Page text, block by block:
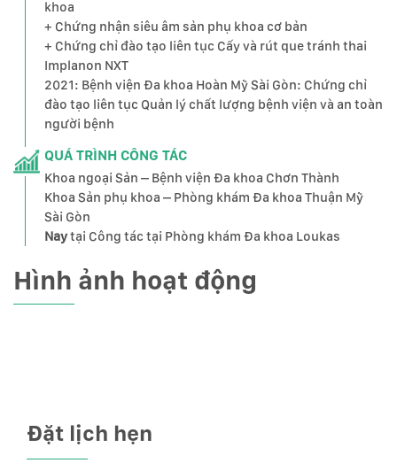
Đặt lịch hẹn
khoa
+ Chứng nhận siêu âm sản phụ khoa cơ bản
+ Chứng chỉ đào tạo liên tục Cấy và rút que tránh thai
Implanon NXT
2021: Bệnh viện Đa khoa Hoàn Mỹ Sài Gòn: Chứng chỉ
đào tạo liên tục Quản lý chất lượng bệnh viện và an toàn
người bệnh
QUÁ TRÌNH CÔNG TÁC
Khoa ngoại Sản – Bệnh viện Đa khoa Chơn Thành
Khoa Sản phụ khoa – Phòng khám Đa khoa Thuận Mỹ
Sài Gòn
Naytại Công tác tại Phòng khám Đa khoa Loukas
Hình ảnh hoạt động